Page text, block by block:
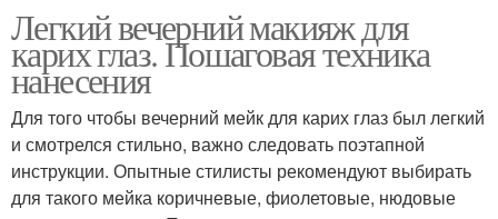
Легкий вечерний макияж для
карих глаз. Пошаговая техника
нанесения
Для того чтобы вечерний мейк для карих глаз был легкий
и смотрелся стильно, важно следовать поэтапной
инструкции. Опытные стилисты рекомендуют выбирать
для такого мейка коричневые, фиолетовые, нюдовые